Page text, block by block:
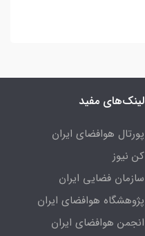
لینک‌های مفید
پورتال هوافضای ایران
کن نیوز
سازمان فضایی ایران
پژوهشگاه هوافضای ایران
انجمن هوافضای ایران